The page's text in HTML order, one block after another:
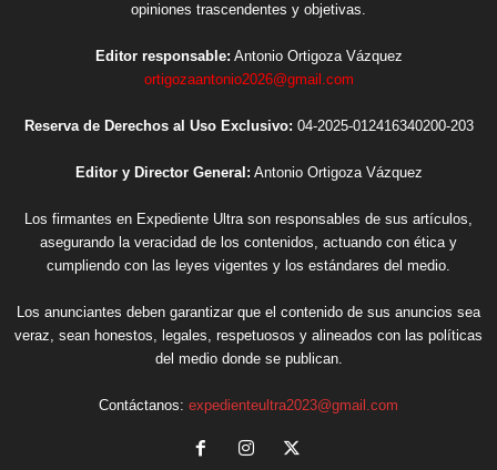
opiniones trascendentes y objetivas.
Editor responsable: Antonio Ortigoza Vázquez
ortigozaantonio2026@gmail.com
Reserva de Derechos al Uso Exclusivo: 04-2025-012416340200-203
Editor y Director General: Antonio Ortigoza Vázquez
Los firmantes en Expediente Ultra son responsables de sus artículos,
asegurando la veracidad de los contenidos, actuando con ética y
cumpliendo con las leyes vigentes y los estándares del medio.
Los anunciantes deben garantizar que el contenido de sus anuncios sea
veraz, sean honestos, legales, respetuosos y alineados con las políticas
del medio donde se publican.
Contáctanos: expedienteultra2023@gmail.com